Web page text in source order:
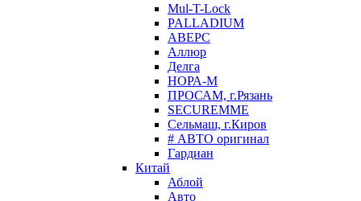
Mul-T-Lock
PALLADIUM
АВЕРС
Аллюр
Делга
НОРА-М
ПРОСАМ, г.Рязань
SECUREMME
Сельмаш, г.Киров
# АВТО оригинал
Гардиан
Китай
Аблой
Авто